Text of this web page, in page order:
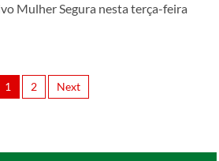
Mulher Segura nesta terça-feira
1 2 Next